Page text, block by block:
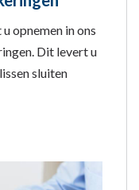
opnemen in ons
Dit levert u
sluiten